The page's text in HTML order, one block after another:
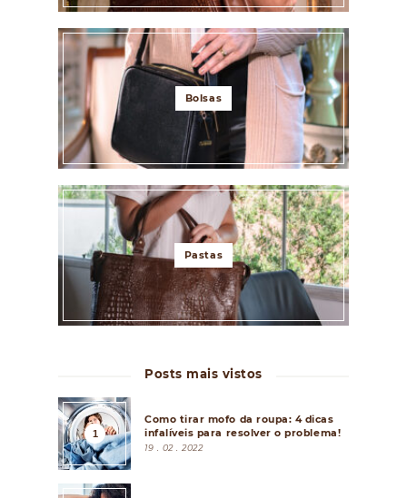
Bolsas
Pastas
Posts mais vistos
Como tirar mofo da roupa: 4 dicas
infalíveis para resolver o problema!
19 . 02 . 2022